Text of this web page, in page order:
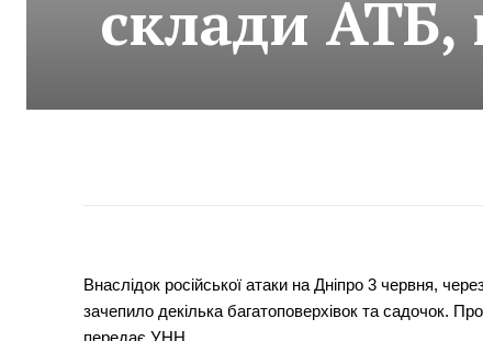
склади
Внаслідок російської атаки на Дніпро 3 червня,
зачепило декілька багатоповерхівок та садочок.